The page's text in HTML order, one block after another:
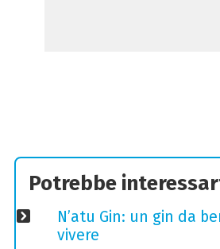
Potrebbe
N’atu Gin: un gin da
vivere